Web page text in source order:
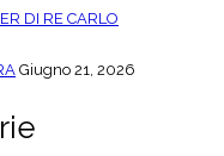
DI RE CARLO
Giugno 21, 2026